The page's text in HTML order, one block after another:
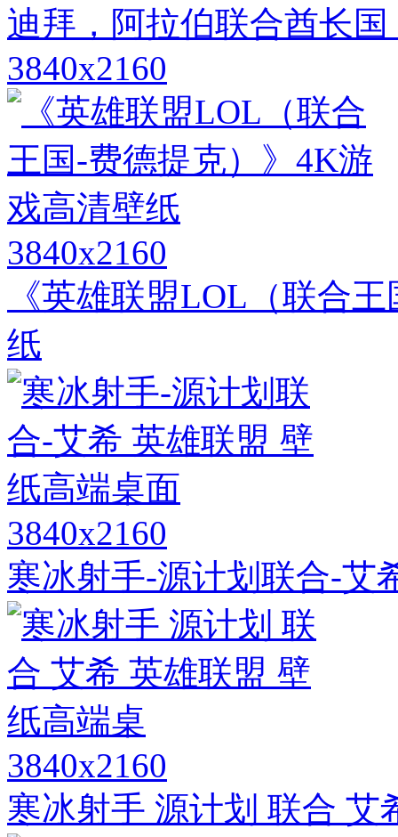
迪拜，阿拉伯联合酋长
3840x2160
3840x2160
《英雄联盟LOL（联合
纸
3840x2160
寒冰射手-源计划联合-艾
3840x2160
寒冰射手 源计划 联合 艾